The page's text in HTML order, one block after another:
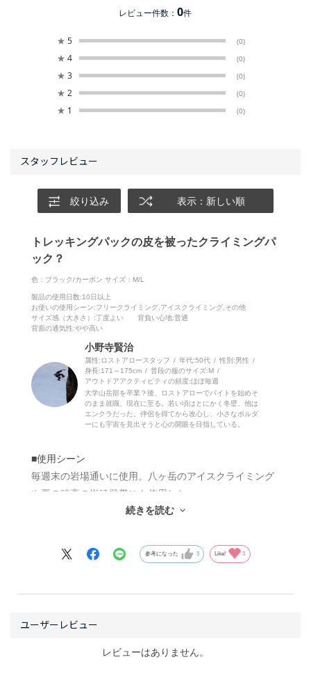
レビュー件数：0件
★ 5 (0)
★ 4 (0)
★ 3 (0)
★ 2 (0)
★ 1 (0)
レビューはありません。
絞り込み 表示：新しい順
トレッキングパックの皮を被ったクライミングパ
ック？
色：ブラック/カーボン サイズ：M/L
製品の使用日数:10日以上
お使いの使用シーン:フリークライミング,アイスクライミング,その他
サイズ感（大きさ） :丁度よい 背負い心地:普通
背面の通気性:やや高い
小野寺賢治
属性:ロストアロースタッフ 年代:50代 性別:男性
身長:171～175cm 普段の服のサイズ:M
アウトドアアクティビティの頻度:ほぼ毎週
大学山岳部を卒業？後、ロストアローでバイトを始めそ
のまま就職、現在に至る。若い頃はとにかく冬壁、他は
エンクラだった。伴侶を得てから改心し、小さなボルダ
ーにも宇宙を見出そうと心の開眼を目指している。
■使用シーン
毎週末の岩場通いに使用。八ヶ岳のアイスクライミング
や夏の穂高の岩稜登攀にも使用した。
細身のパック本体はガチャ類の入れにくさはあるもの
の、荷重バランスがよく上半身の動きも妨げない。
が体にしっかりフィットする。
も登攀系には相性良さげ。
続きを読む
参考になった 3 Like! 3